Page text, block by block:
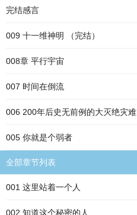
完结感言
009 十一维神明 （完结）
008章 平行宇宙
007 时间在倒流
006 200年后史无前例的大灭绝灾难
005 你就是个弱者
全部章节列表
001 这里站着一个人
002 知道这个秘密的人